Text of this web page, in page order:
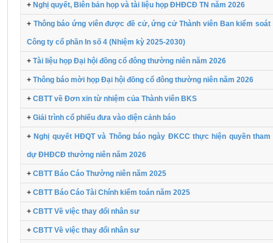
+ Nghị quyết, Biên bản họp và tài liệu họp ĐHĐCĐ TN năm 2026
+ Thông báo ứng viên được đề cử, ứng cử Thành viên Ban kiểm soát
Công ty cổ phần In số 4 (Nhiệm kỳ 2025-2030)
+ Tài liệu họp Đại hội đồng cổ đông thường niên năm 2026
+ Thông báo mời họp Đại hội đồng cổ đông thường niên năm 2026
+ CBTT về Đơn xin từ nhiệm của Thành viên BKS
+ Giải trình cổ phiếu đưa vào diện cảnh báo
+ Nghị quyết HĐQT và Thông báo ngày ĐKCC thực hiện quyền tham
dự ĐHĐCĐ thường niên năm 2026
+ CBTT Báo Cáo Thường niên năm 2025
+ CBTT Báo Cáo Tài Chính kiểm toán năm 2025
+ CBTT Về việc thay đổi nhân sư
+ CBTT Về việc thay đổi nhân sư